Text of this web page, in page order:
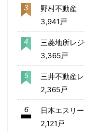
3
野村不動産
3,941戸
4
三菱地所レ
3,365戸
5
三井不動産
2,365戸
6
日本エスリー
2,121戸